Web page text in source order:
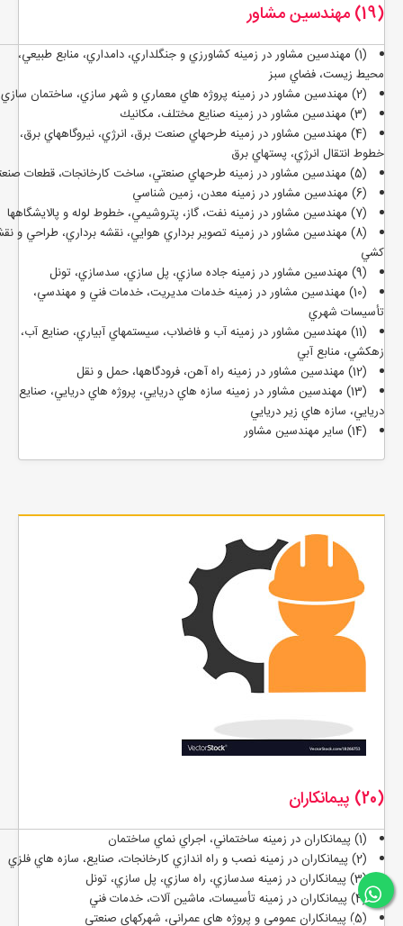
(19) مهندسين مشاور
(1) مهندسين مشاور در زمينه کشاورزي و جنگلداري، دامداري، منابع طبيعي،
محيط زيست، فضاي سبز
(2) مهندسين مشاور در زمينه پروژه هاي معماري و شهر سازي، ساختمان سازي
(3) مهندسين مشاور در زمينه صنايع مختلف، مكانيك
(4) مهندسين مشاور در زمينه طرحهاي صنعت برق، انرژي، نيروگاههاي برق،
خطوط انتقال انرژي، پستهاي برق
(5) مهندسين مشاور در زمينه طرحهاي صنعتي، ساخت كارخانجات، قطعات صنعتي
(6) مهندسين مشاور در زمينه معدن، زمين شناسي
(7) مهندسين مشاور در زمينه نفت، گاز، پتروشيمي، خطوط لوله و پالايشگاهها
(8) مهندسين مشاور در زمينه تصوير برداري هوايي، نقشه برداري، طراحي و
كشي
(9) مهندسين مشاور در زمينه جاده سازي، پل سازي، سدسازي، تونل
(10) مهندسين مشاور در زمينه خدمات مديريت، خدمات فني و مهندسي،
تأسيسات شهري
(11) مهندسين مشاور در زمينه آب و فاضلاب، سيستمهاي آبياري، صنايع آب،
زهكشي، منابع آبي
(12) مهندسين مشاور در زمينه راه آهن، فرودگاهها، حمل و نقل
(13) مهندسين مشاور در زمينه سازه هاي دريايي، پروژه هاي دريايي، صنايع
دريايي، سازه هاي زير دريايي
(14) ساير مهندسين مشاور
(20) پيمانکاران
(1) پيمانکاران در زمينه ساختماني، اجراي نماي ساختمان
(2) پيمانكاران در زمينه نصب و راه اندازي كارخانجات، صنايع، سازه هاي فلزي
(3) پيمانكاران در زمينه سدسازي، راه سازي، پل سازي، تونل
(4) پيمانكاران در زمينه تأسيسات، ماشين آلات، خدمات فني
(5) پيمانكاران عمومي و پروژه هاي عمراني، شهركهاي صنعتي